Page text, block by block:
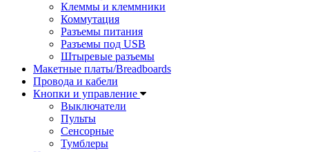
Клеммы и клеммники
Коммутация
Разъемы питания
Разъемы под USB
Штыревые разъемы
Макетные платы/Breadboards
Провода и кабели
Кнопки и управление
Выключатели
Пульты
Сенсорные
Тумблеры